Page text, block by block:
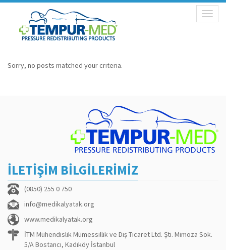
Sorry, no posts matched your criteria.
İLETİŞİM BİLGİLERİMİZ
(0850) 255 0 750
info@medikalyatak.org
www.medikalyatak.org
İTM Mühendislik Mümessillik ve Dış Ticaret Ltd. Şti. Mimoza Sok.
5/A Bostancı, Kadıköy İstanbul